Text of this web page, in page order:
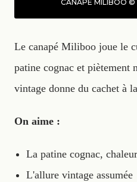
CANAPÉ MILIBOO
Le canapé Miliboo joue le
patine cognac et piètement
vintage donne du cachet à
On aime :
La patine cognac,
L'allure vintage assumée